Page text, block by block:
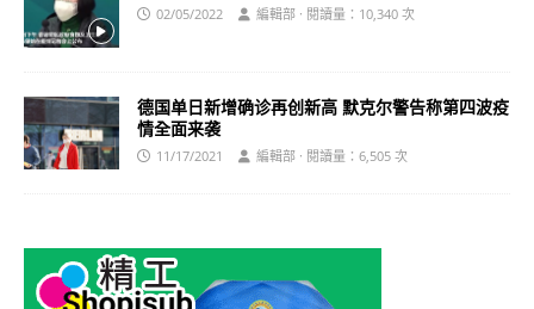
02/05/2022 編輯部 · 閱讀量：10,340 次
德国单日新增确诊再创新高 默克尔警告称第四波疫
情全面来袭
11/17/2021 編輯部 · 閱讀量：6,505 次